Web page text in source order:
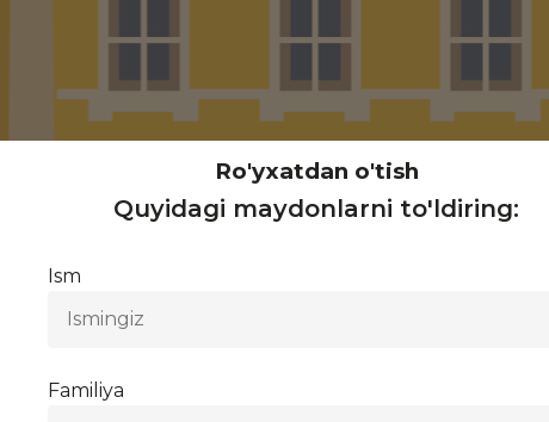
Ro'yxatdan o'tish
Quyidagi maydonlarni to'ldiring:
Ism
Familiya